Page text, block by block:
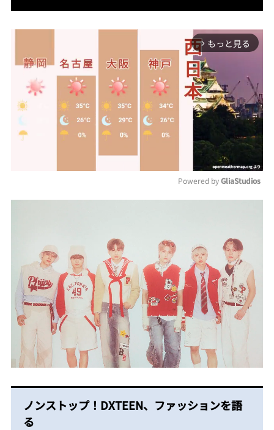
arrow_forward_ios もっと見る
Powered by GliaStudios
ノンストップ！DXTEEN、ファッションを語
る